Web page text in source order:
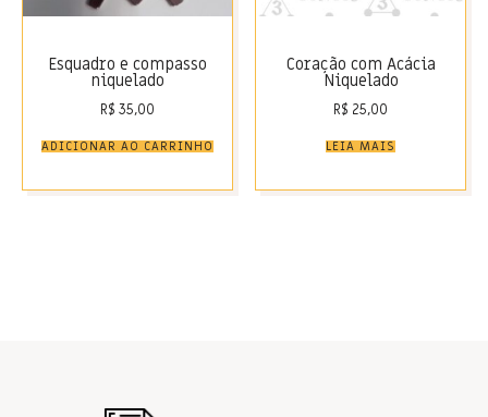
Esquadro e compasso
niquelado
R$ 35,00
ADICIONAR AO CARRINHO
Coração com Acácia
Niquelado
R$ 25,00
LEIA MAIS